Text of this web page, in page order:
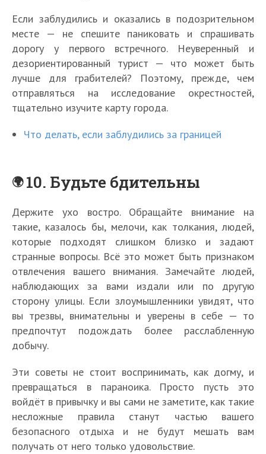
Если заблудились и оказались в подозрительном
месте — не спешите паниковать и спрашивать
дорогу у первого встречного. Неуверенный и
дезориентированный турист — что может быть
лучше для грабителей? Поэтому, прежде, чем
отправляться на исследование окрестностей,
тщательно изучите карту города.
Что делать, если заблудились за границей
10. Будьте бдительны
Держите ухо востро. Обращайте внимание на
такие, казалось бы, мелочи, как толкания, людей,
которые подходят слишком близко и задают
странные вопросы. Всё это может быть признаком
отвлечения вашего внимания. Замечайте людей,
наблюдающих за вами издали или по другую
сторону улицы. Если злоумышленники увидят, что
вы трезвы, внимательны и уверены в себе — то
предпочтут подождать более расслабленную
добычу.
Эти советы не стоит воспринимать, как догму, и
превращаться в параноика. Просто пусть это
войдёт в привычку и вы сами не заметите, как такие
несложные правила станут частью вашего
безопасного отдыха и не будут мешать вам
получать от него только удовольствие.